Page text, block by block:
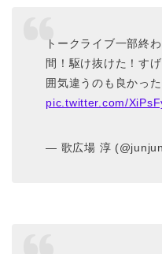
トークライブ一部終
間！駆け抜けた！す
囲気違うのも良かっ
pic.twitter.com/
— 歌広場 淳